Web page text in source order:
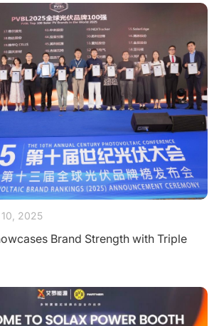
2025
Brand Strength with Triple